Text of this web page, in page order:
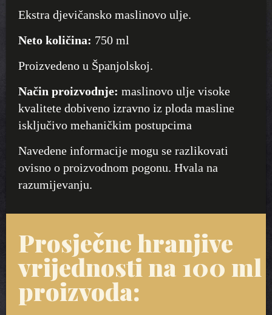
Ekstra djevičansko maslinovo ulje.
Neto količina: 750 ml
Proizvedeno u Španjolskoj.
Način proizvodnje: maslinovo ulje visoke
kvalitete dobiveno izravno iz ploda masline
isključivo mehaničkim postupcima
Navedene informacije mogu se razlikovati
ovisno o proizvodnom pogonu. Hvala na
razumijevanju.
Prosječne hranjive
vrijednosti na 100 ml
proizvoda: